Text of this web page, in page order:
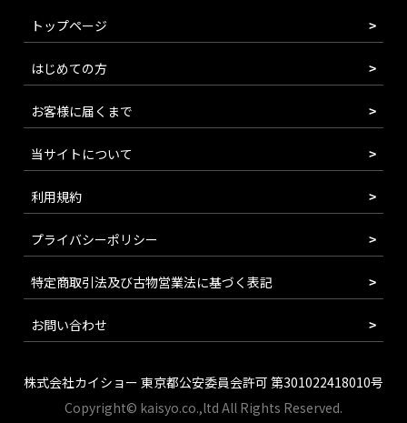
トップページ
はじめての方
お客様に届くまで
当サイトについて
利用規約
プライバシーポリシー
特定商取引法及び古物営業法に基づく表記
お問い合わせ
株式会社カイショー 東京都公安委員会許可 第301022418010号
Copyright© kaisyo.co.,ltd All Rights Reserved.